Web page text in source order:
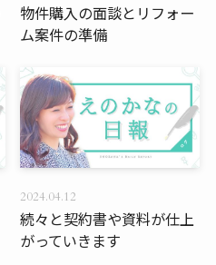
物件購入の面談とリフォー
ム案件の準備
続々と契約書や資料が仕上
がっていきます
2024.04.12